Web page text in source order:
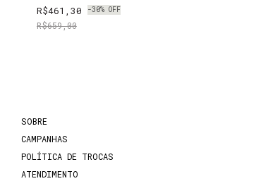
R$461,30 -30% OFF
R$659,00
SOBRE
CAMPANHAS
POLÍTICA DE TROCAS
ATENDIMENTO